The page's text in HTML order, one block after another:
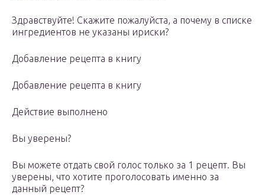
Здравствуйте! Скажите пожалуйста, а почему в списке
ингредиентов не указаны ириски?
Добавление рецепта в книгу
Добавление рецепта в книгу
Действие выполнено
Вы уверены?
Вы можете отдать свой голос только за 1 рецепт. Вы
уверены, что хотите проголосовать именно за
данный рецепт?